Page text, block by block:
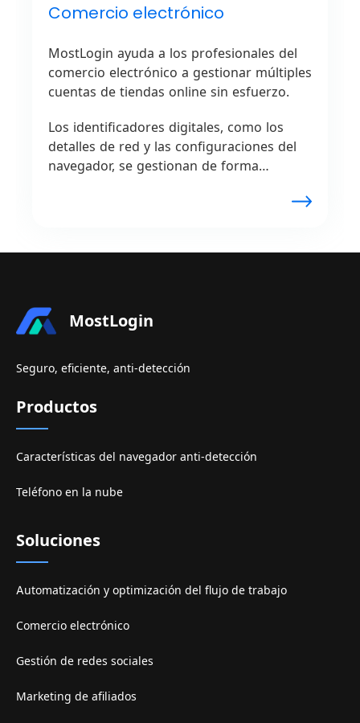
Comercio electrónico
MostLogin ayuda a los profesionales del
comercio electrónico a gestionar múltiples
cuentas de tiendas online sin esfuerzo.
Los identificadores digitales, como los
detalles de red y las configuraciones del
navegador, se gestionan de forma
MostLogin
Seguro, eficiente, anti-detección
Productos
Características del navegador anti-detección
Teléfono en la nube
Soluciones
Automatización y optimización del flujo de trabajo
Comercio electrónico
Gestión de redes sociales
Marketing de afiliados